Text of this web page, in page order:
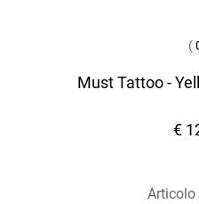
(
Must Tattoo -
€
Articolo